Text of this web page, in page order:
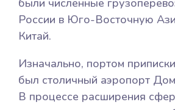
были численные
России в Юго-Восточную
Китай.
Изначально, портом
был столичный аэропорт
В процессе расширения